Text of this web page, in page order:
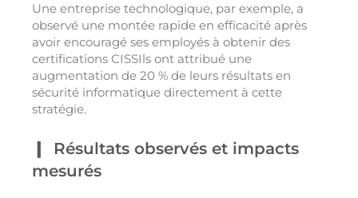
Une entreprise technologique, par exemple, a
observé une montée rapide en efficacité après
avoir encouragé ses employés à obtenir des
certifications CISSIls ont attribué une
augmentation de 20 % de leurs résultats en
sécurité informatique directement à cette
stratégie.
Résultats observés et impacts
mesurés